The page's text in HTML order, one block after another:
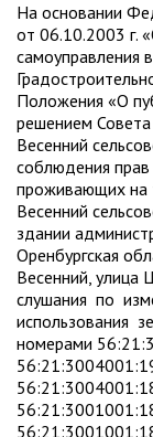
На основании
от 06.10.2003 г.
самоуправления
Положения «О
решением Совета
Весенний
соблюдения
проживающих на
Весенний
здании
Оренбургская
Весенний, улица
слушания по
использования
номерами